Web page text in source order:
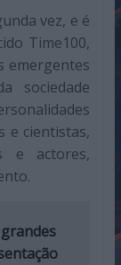
vez, e é
Time100,
emergentes
sociedade
e cientistas,
e actores,